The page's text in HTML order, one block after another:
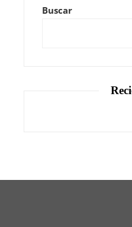
Buscar